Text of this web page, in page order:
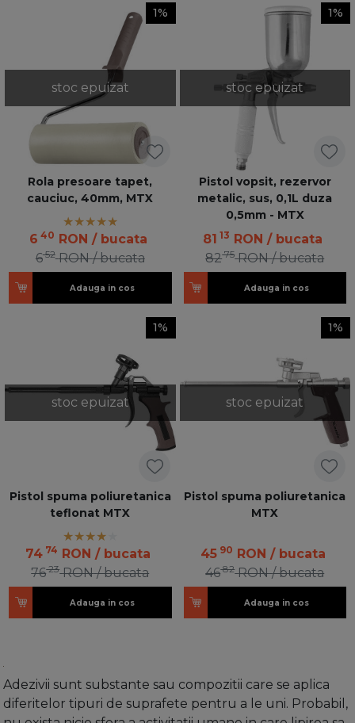
stoc epuizat
1%
Rola presoare tapet,
cauciuc, 40mm, MTX
6 40 RON / bucata
652 RON / bucata
Adauga in cos
stoc epuizat
1%
Pistol vopsit, rezervor
metalic, sus, 0,1L duza
0,5mm - MTX
81 13 RON / bucata
8275 RON / bucata
Adauga in cos
stoc epuizat
1%
Pistol spuma poliuretanica
teflonat MTX
74 74 RON / bucata
7623 RON / bucata
Adauga in cos
stoc epuizat
1%
Pistol spuma poliuretanica
MTX
45 90 RON / bucata
4682 RON / bucata
Adauga in cos
Adezivii sunt substante sau compozitii care se aplica
diferitelor tipuri de suprafete pentru a le uni. Probabil,